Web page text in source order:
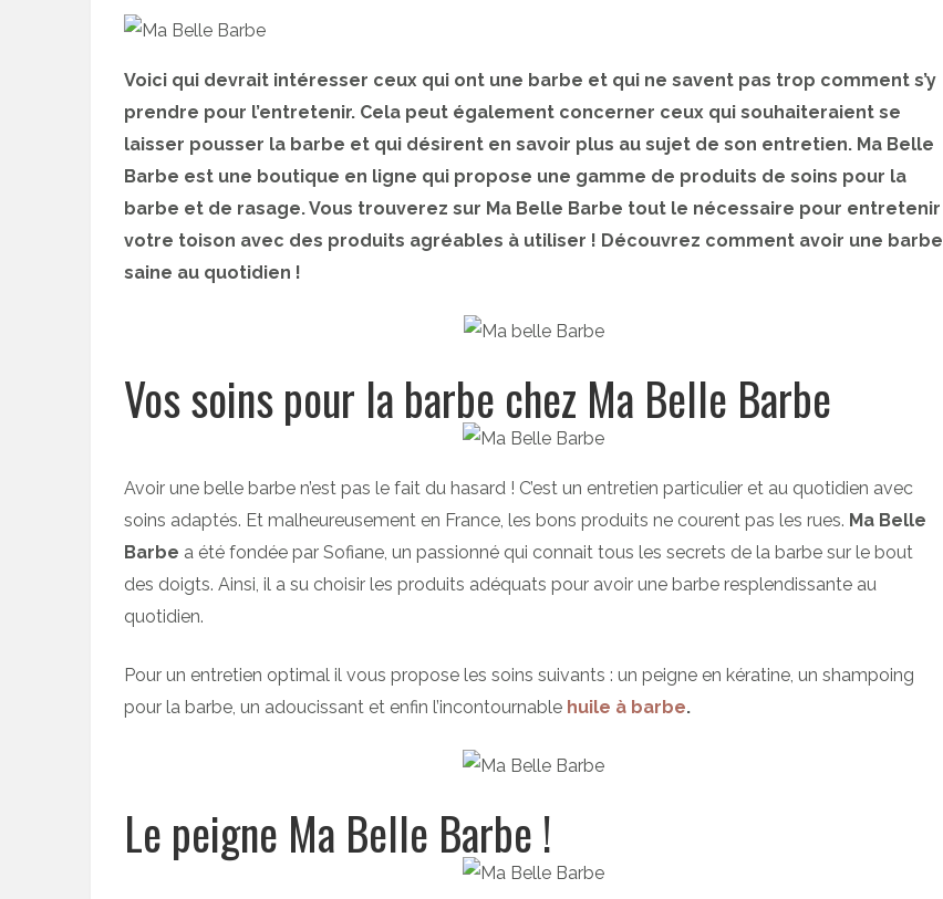
Voici qui devrait intéresser ceux qui ont une barbe et qui ne savent pas trop comment s’y
prendre pour l’entretenir. Cela peut également concerner ceux qui souhaiteraient se
laisser pousser la barbe et qui désirent en savoir plus au sujet de son entretien. Ma Belle
Barbe est une boutique en ligne qui propose une gamme de produits de soins pour la
barbe et de rasage. Vous trouverez sur Ma Belle Barbe tout le nécessaire pour entretenir
votre toison avec des produits agréables à utiliser ! Découvrez comment avoir une barbe
saine au quotidien !
Vos soins pour la barbe chez Ma Belle Barbe
Avoir une belle barbe n’est pas le fait du hasard ! C’est un entretien particulier et au quotidien avec
soins adaptés. Et malheureusement en France, les bons produits ne courent pas les rues. Ma Belle
Barbe a été fondée par Sofiane, un passionné qui connait tous les secrets de la barbe sur le bout
des doigts. Ainsi, il a su choisir les produits adéquats pour avoir une barbe resplendissante au
quotidien.
Pour un entretien optimal il vous propose les soins suivants : un peigne en kératine, un shampoing
pour la barbe, un adoucissant et enfin l’incontournable huile à barbe.
Le peigne Ma Belle Barbe !